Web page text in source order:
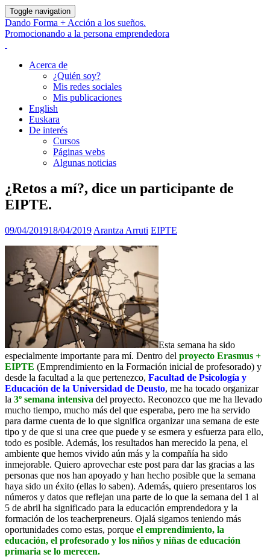
Toggle navigation
Dando Forma + Acción a los sueños.
Promocionando a la persona emprendedora
Acerca de
¿Quién soy?
Mis redes sociales
Mis publicaciones
English
Euskara
De interés
Cursos
Páginas webs
Algunas noticias
¿Retos a mí?, dice un participante de
EIPTE.
09/04/201918/04/2019 Arantza Arruti EIPTE
Esta semana ha sido
especialmente importante para mí. Dentro del proyecto Erasmus +
EIPTE (Emprendimiento en la Formación inicial de profesorado) y
desde la facultad a la que pertenezco, Facultad de Psicología y
Educación de la Universidad de Deusto, me ha tocado organizar
la 3º semana intensiva del proyecto. Reconozco que me ha llevado
mucho tiempo, mucho más del que esperaba, pero me ha servido
para darme cuenta de lo que significa organizar una semana de este
tipo y de que si una cree que puede y se esmera y esfuerza para ello,
todo es posible. Además, los resultados han merecido la pena, el
ambiente que hemos vivido aún más y la compañía ha sido
inmejorable. Quiero aprovechar este post para dar las gracias a las
personas que nos han apoyado y han hecho posible que la semana
haya sido un éxito (ellas lo saben). Además, quiero presentaros los
números y datos que reflejan una parte de lo que la semana del 1 al
5 de abril ha significado para la educación emprendedora y la
formación de los teacherpreneurs. Ojalá sigamos teniendo más
oportunidades como estas, porque el emprendimiento, la
educación, el profesorado y los niños y niñas de educación
primaria se lo merecen.